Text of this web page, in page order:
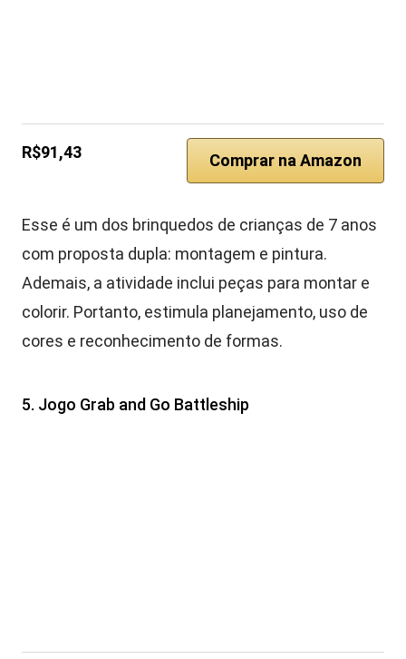
R$91,43 Comprar na Amazon
Esse é um dos brinquedos de crianças de 7 anos
com proposta dupla: montagem e pintura.
Ademais, a atividade inclui peças para montar e
colorir. Portanto, estimula planejamento, uso de
cores e reconhecimento de formas.
5. Jogo Grab and Go Battleship